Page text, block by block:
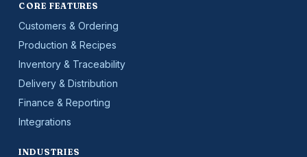
CORE FEATURES
Customers & Ordering
Production & Recipes
Inventory & Traceability
Delivery & Distribution
Finance & Reporting
Integrations
INDUSTRIES